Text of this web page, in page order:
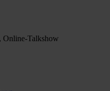
Online-Talkshow